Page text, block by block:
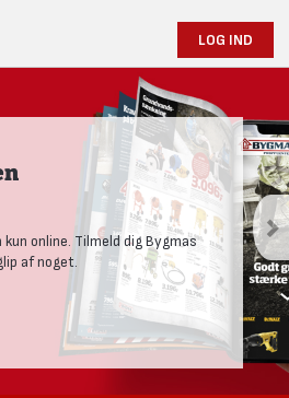
LOG IND
og tests
nyheder til den nysgerrige